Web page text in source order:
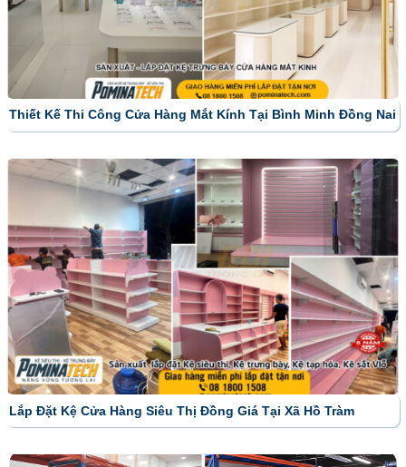
Thiết Kế Thi Công Cửa Hàng Mắt Kính Tại Bình Minh Đồng Nai
Lắp Đặt Kệ Cửa Hàng Siêu Thị Đồng Giá Tại Xã Hồ Tràm